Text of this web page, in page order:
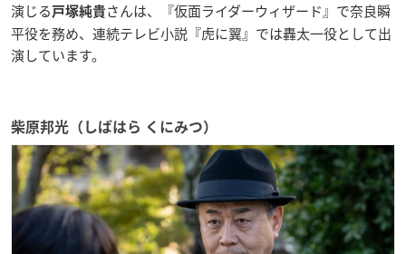
演じる 戸塚純貴さんは、『仮面ライダーウィザード』で奈良瞬
平役を務め、連続テレビ小説『虎に翼』では轟太一役として出
演しています。
柴原邦光（しばはら くにみつ）